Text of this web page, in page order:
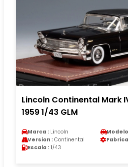
Lincoln Continental Mark
1959 1/43 GLM
Marca : Lincoln
Version : Continental
Escala : 1/43